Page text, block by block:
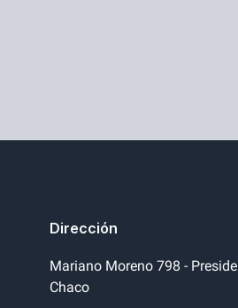
Dirección
Mariano Moreno 798 -
Chaco